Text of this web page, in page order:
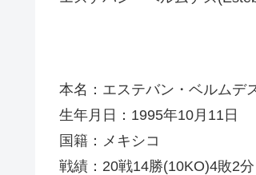
本名：エステバン・ベルムデ
生年月日：1995年10月11日
国籍：メキシコ
戦績：20戦14勝(10KO)4敗2分